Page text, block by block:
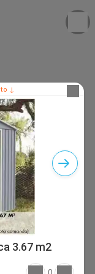
↓
3.67 m2